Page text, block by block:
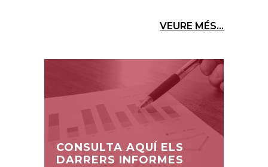
VEURE MÉS...
CONSULTA AQUÍ ELS
DARRERS INFORMES